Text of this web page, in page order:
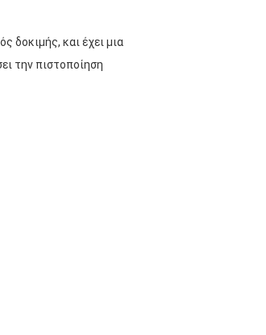
δοκιμής, και έχει μια
την πιστοποίηση